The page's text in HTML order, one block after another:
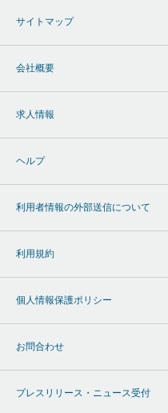
サイトマップ
会社概要
求人情報
ヘルプ
利用者情報の外部送信について
利用規約
個人情報保護ポリシー
お問合わせ
プレスリリース・ニュース受付